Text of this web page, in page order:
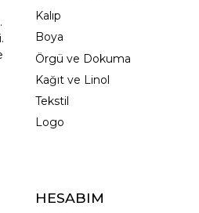
Kalıp
Boya
Örgü ve Dokuma
Kağıt ve Linol
Tekstil
Logo
HESABIM